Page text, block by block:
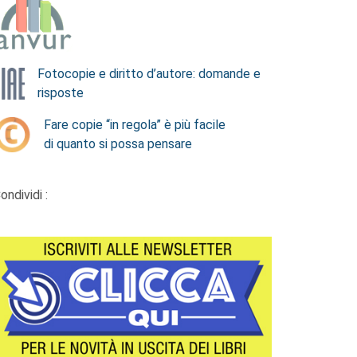
Fotocopie e diritto d’autore: domande e
risposte
Fare copie “in regola” è più facile
di quanto si possa pensare
: